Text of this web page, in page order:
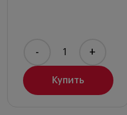
Купить
- +